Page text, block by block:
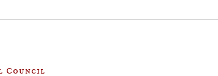
Council